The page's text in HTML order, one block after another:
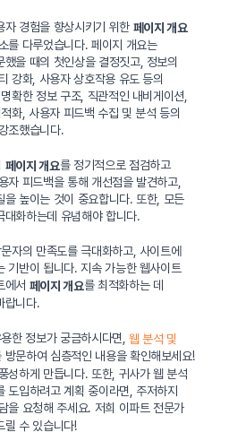
자 경험을 향상시키기 위한 페이지 개요
를 다루었습니다. 페이지 개요는
을 때의 첫인상을 결정짓고, 정보의
강화, 사용자 상호작용 유도 등의
확한 정보 구조, 직관적인 내비게이션,
화, 사용자 피드백 수집 및 분석 등의
조했습니다.
페이지 개요를 정기적으로 점검하고
자 피드백을 통해 개선점을 발견하고,
을 높이는 것이 중요합니다. 또한, 모든
화하는데 유념해야 합니다.
자의 만족도를 극대화하고, 사이트에
기반이 됩니다. 지속 가능한 웹사이트
에서 페이지 개요를 최적화하는 데
랍니다.
한 정보가 궁금하시다면,웹 분석 및
문하여 심층적인 내용을 확인해보세요!
성하게 만듭니다. 또한, 귀사가 웹 분석
도입하려고 계획 중이라면, 주저하지
을 요청해 주세요. 저희 이파트 전문가
릴 수 있습니다!